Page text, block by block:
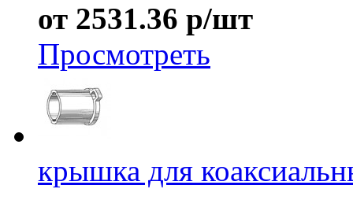
от 2531.36 р/шт
Просмотреть
крышка для